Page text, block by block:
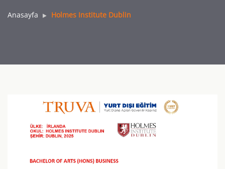
Anasayfa Holmes Institute Dublin